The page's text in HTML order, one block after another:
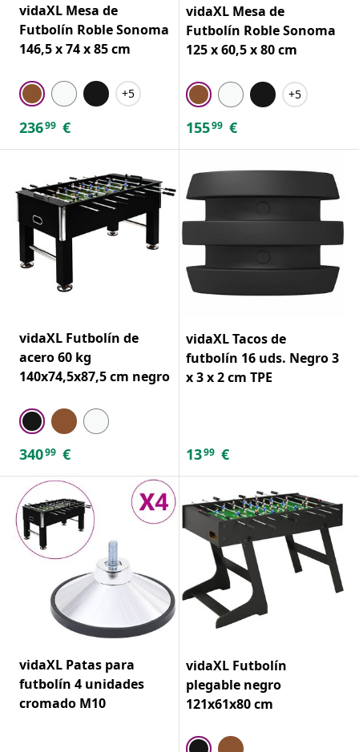
vidaXL Mesa de
Futbolín Roble Sonoma
146,5 x 74 x 85 cm
+5
23699 €
vidaXL Mesa de
Futbolín Roble Sonoma
125 x 60,5 x 80 cm
+5
15599 €
vidaXL Futbolín de
acero 60 kg
140x74,5x87,5 cm negro
34099 €
vidaXL Tacos de
futbolín 16 uds. Negro 3
x 3 x 2 cm TPE
1399 €
vidaXL Patas para
futbolín 4 unidades
cromado M10
vidaXL Futbolín
plegable negro
121x61x80 cm